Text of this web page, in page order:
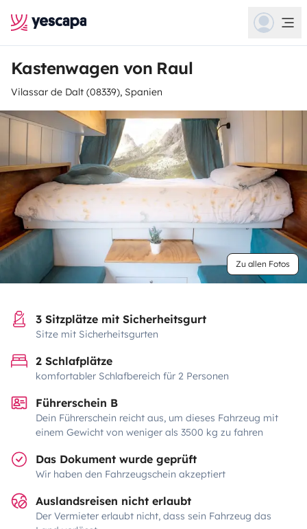
Kastenwagen von Raul
Vilassar de Dalt (08339), Spanien
Zu allen Fotos
3 Sitzplätze mit Sicherheitsgurt
Sitze mit Sicherheitsgurten
2 Schlafplätze
komfortabler Schlafbereich für 2 Personen
Führerschein B
Dein Führerschein reicht aus, um dieses Fahrzeug mit
einem Gewicht von weniger als 3500 kg zu fahren
Das Dokument wurde geprüft
Wir haben den Fahrzeugschein akzeptiert
Auslandsreisen nicht erlaubt
Der Vermieter erlaubt nicht, dass sein Fahrzeug das